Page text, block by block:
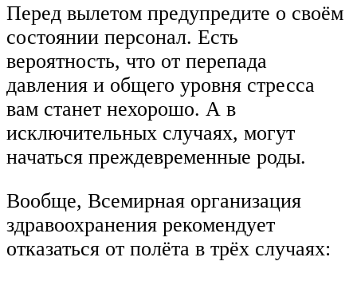
Перед вылетом предупредите о своём
состоянии персонал. Есть
вероятность, что от перепада
давления и общего уровня стресса
вам станет нехорошо. А в
исключительных случаях, могут
начаться преждевременные роды.
Вообще, Всемирная организация
здравоохранения рекомендует
отказаться от полёта в трёх случаях: